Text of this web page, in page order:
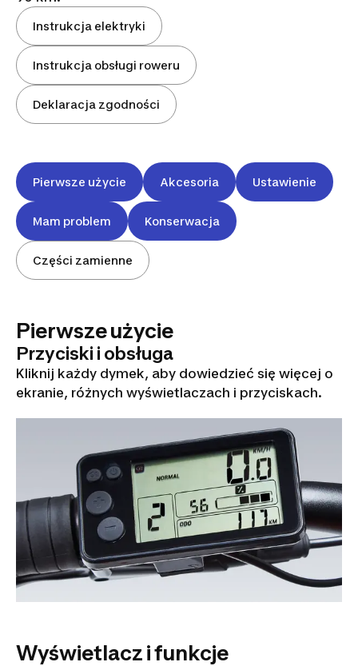
Instrukcja elektryki
Instrukcja obsługi roweru
Deklaracja zgodności
Pierwsze użycie Akcesoria Ustawienie
Mam problem Konserwacja
Części zamienne
Pierwsze użycie
Przyciski i obsługa
Kliknij każdy dymek, aby dowiedzieć się więcej o
ekranie, różnych wyświetlaczach i przyciskach.
Wyświetlacz i funkcje